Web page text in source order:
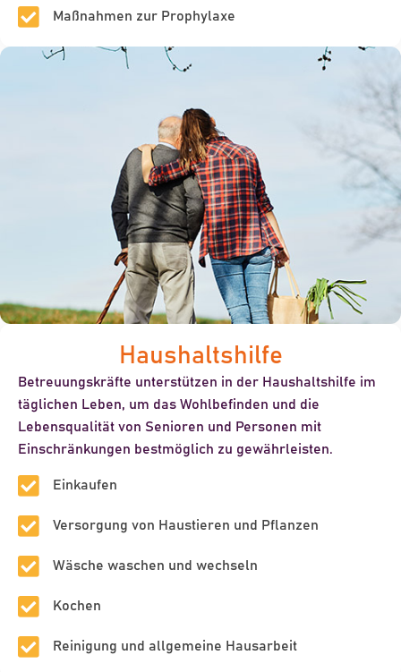
Maßnahmen zur Prophylaxe
Haushaltshilfe
Betreuungskräfte unterstützen in der Haushaltshilfe im
täglichen Leben, um das Wohlbefinden und die
Lebensqualität von Senioren und Personen mit
Einschränkungen bestmöglich zu gewährleisten.
Einkaufen
Versorgung von Haustieren und Pflanzen
Wäsche waschen und wechseln
Kochen
Reinigung und allgemeine Hausarbeit